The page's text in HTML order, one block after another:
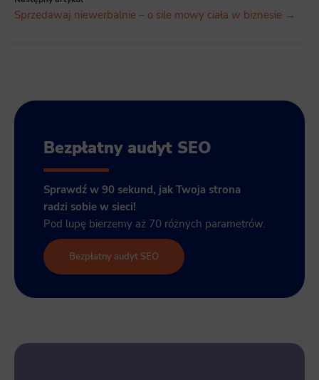
Sprzedawaj niewerbalnie – o sile mowy ciała w biznesie →
Bezpłatny audyt SEO
Sprawdź w 90 sekund, jak Twoja strona
radzi sobie w sieci!
Pod lupę bierzemy aż 70 różnych parametrów.
Bezpłatny audyt SEO